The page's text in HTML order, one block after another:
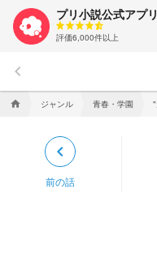
プリ小説公式アプリ
評価6,000件以上
keyboard_arrow_left
home ジャンル 青春・学園
keyboard_arrow_left
前の話